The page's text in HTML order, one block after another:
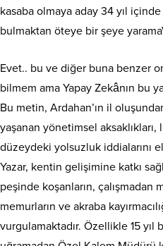
kasaba olmaya aday 34 yıl
bulmaktan öteye bir şeye
Evet.. bu ve diğer buna benzer
bilmem ama Yapay Zekânın bu
Bu metin, Ardahan’ın il
yaşanan yönetimsel
düzeydeki yolsuzluk iddialarını
Yazar, kentin gelişimine katkı
peşinde koşanların, çalışmadan
memurların ve akraba
vurgulamaktadır. Özellikle 15 yıl